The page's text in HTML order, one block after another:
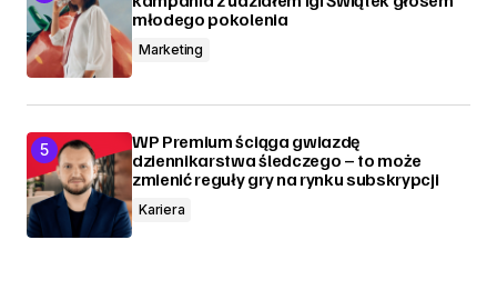
młodego pokolenia
Marketing
WP Premium ściąga gwiazdę
dziennikarstwa śledczego – to może
zmienić reguły gry na rynku subskrypcji
Kariera